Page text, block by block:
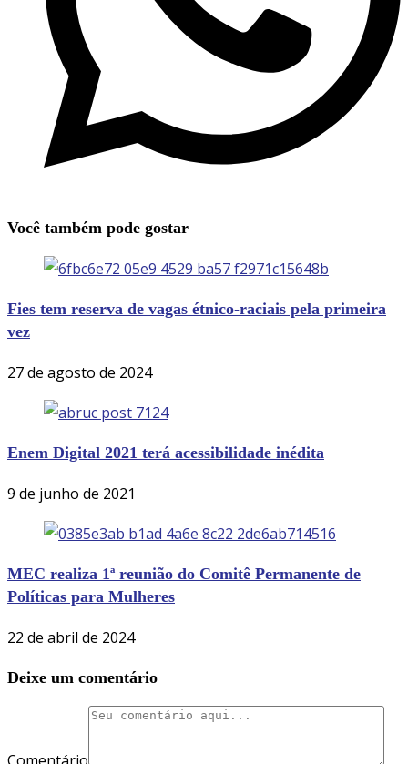
Você também pode gostar
Fies tem reserva de vagas étnico-raciais pela primeira
vez
27 de agosto de 2024
Enem Digital 2021 terá acessibilidade inédita
9 de junho de 2021
MEC realiza 1ª reunião do Comitê Permanente de
Políticas para Mulheres
22 de abril de 2024
Deixe um comentário